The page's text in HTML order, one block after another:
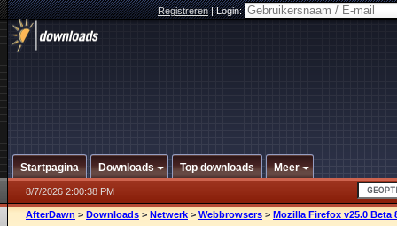
Registreren|Login:
Startpagina Downloads Top downloads Meer
8/7/2026 2:00:38 PM
AfterDawn > Downloads > Netwerk > Webbrowsers > Mozilla Firefox v25.0 Beta